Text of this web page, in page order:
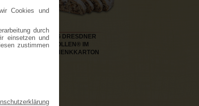
Cookies und
durch
einsetzen und
zustimmen
1000G DRESDNER
STOLLEN® IM
GESCHENKKARTON